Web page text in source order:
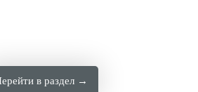
в раздел →